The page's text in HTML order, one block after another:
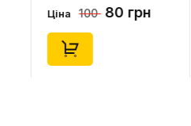
(14542)
Ціна 100 80 грн